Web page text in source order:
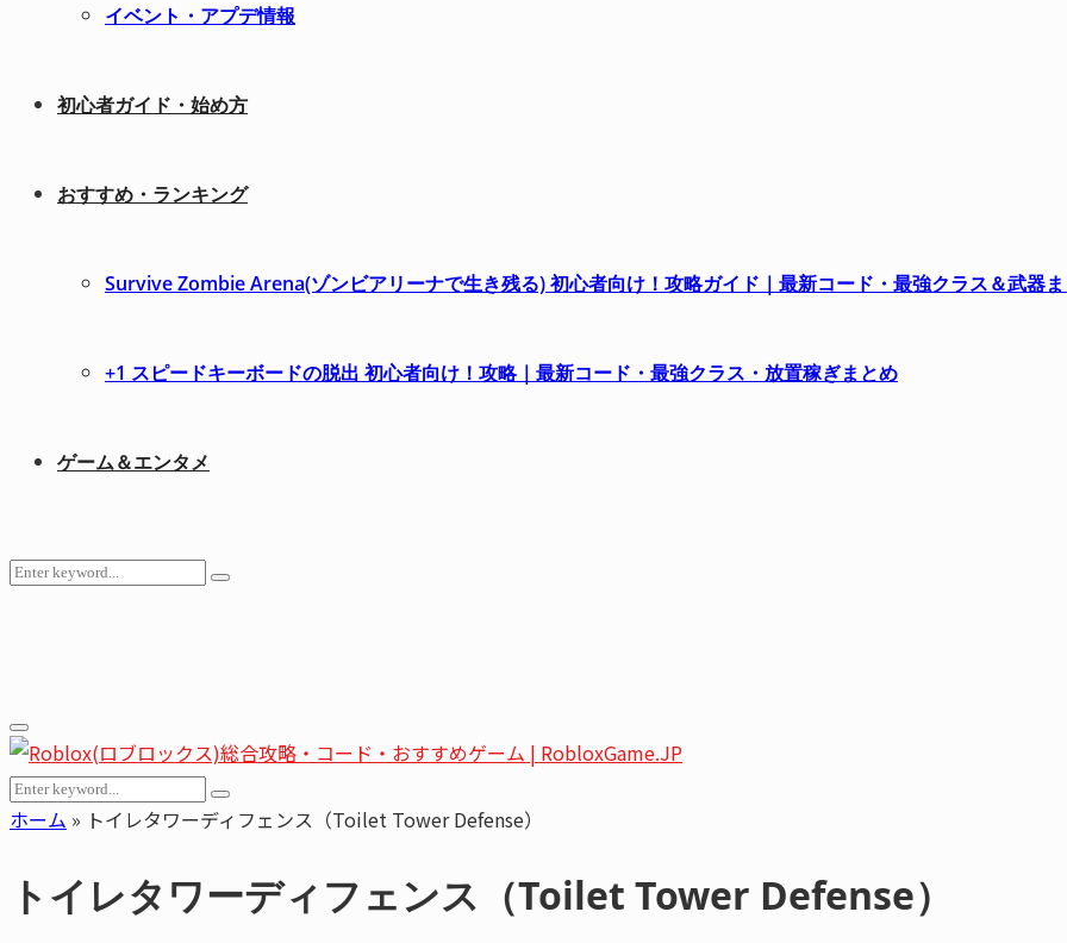
イベント・アプデ情報
初心者ガイド・始め方
おすすめ・ランキング
Survive Zombie Arena(ゾンビアリーナで生き残る) 初心者向け！攻略ガイド｜最新コード・最強クラス＆武器
+1 スピードキーボードの脱出 初心者向け！攻略｜最新コード・最強クラス・放置稼ぎまとめ
ゲーム＆エンタメ
Search
Search
Primary
Menu
Search
for:
Search
ホーム » トイレタワーディフェンス（Toilet Tower Defense）
トイレタワーディフェンス（Toilet Tower Defense）